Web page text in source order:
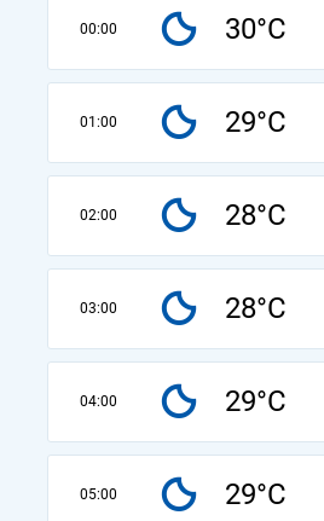
00:00 30°C
01:00 29°C
02:00 28°C
03:00 28°C
04:00 29°C
05:00 29°C